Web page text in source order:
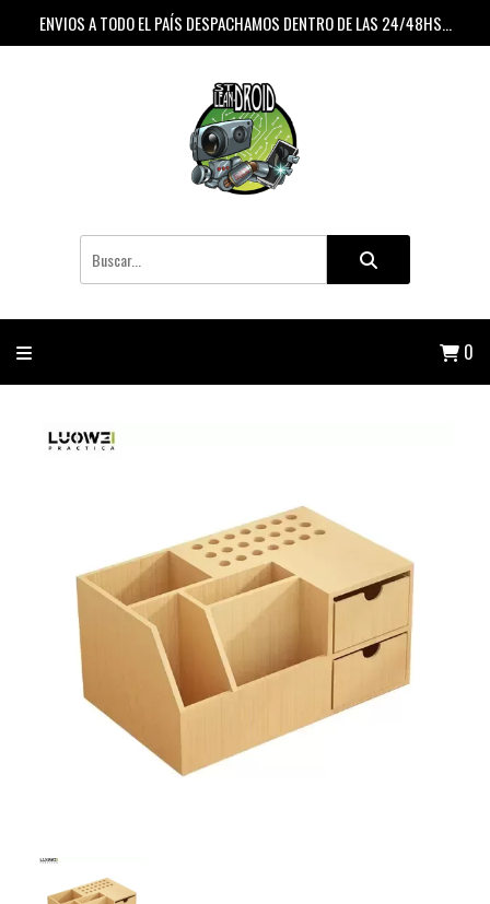
ENVIOS A TODO EL PAÍS DESPACHAMOS DENTRO DE LAS 24/48HS...
0